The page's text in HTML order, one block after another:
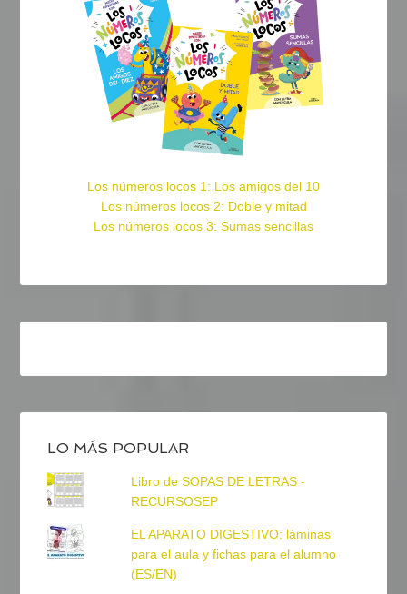
Los números locos 1: Los amigos del 10
Los números locos 2: Doble y mitad
Los números locos 3: Sumas sencillas
LO MÁS POPULAR
Libro de SOPAS DE LETRAS -
RECURSOSEP
EL APARATO DIGESTIVO: láminas
para el aula y fichas para el alumno
(ES/EN)